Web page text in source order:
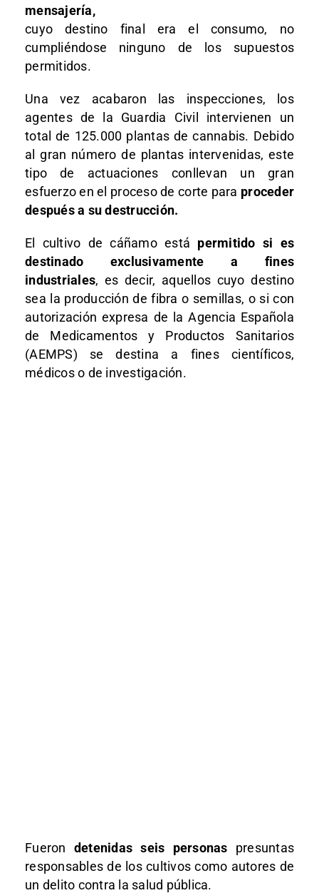
mensajería,
cuyo destino final era el consumo, no
cumpliéndose ninguno de los supuestos
permitidos.
Una vez acabaron las inspecciones, los
agentes de la Guardia Civil intervienen un
total de 125.000 plantas de cannabis. Debido
al gran número de plantas intervenidas, este
tipo de actuaciones conllevan un gran
esfuerzo en el proceso de corte para proceder
después a su destrucción.
El cultivo de cáñamo está permitido si es
destinado exclusivamente a fines
industriales, es decir, aquellos cuyo destino
sea la producción de fibra o semillas, o si con
autorización expresa de la Agencia Española
de Medicamentos y Productos Sanitarios
(AEMPS) se destina a fines científicos,
médicos o de investigación.
Fueron detenidas seis personas presuntas
responsables de los cultivos como autores de
un delito contra la salud pública.